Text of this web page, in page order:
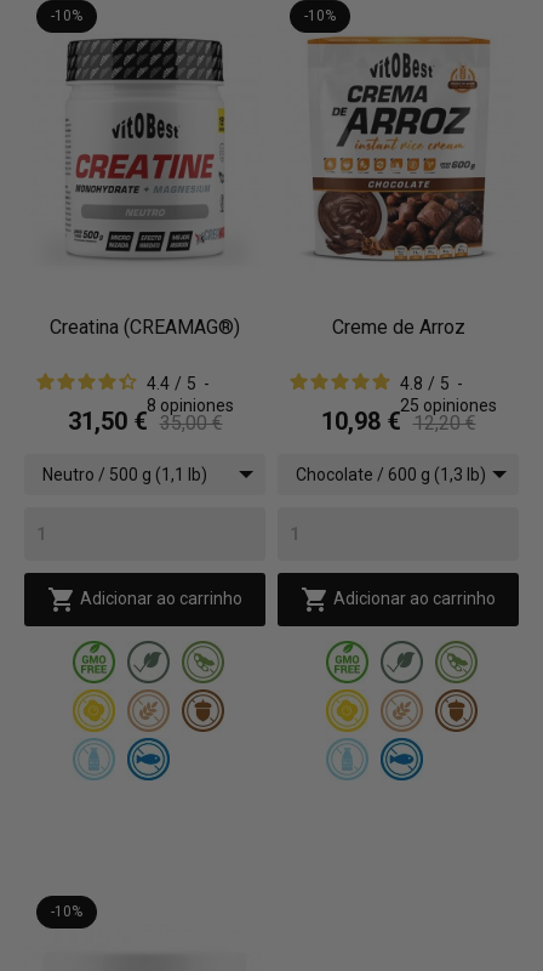
-10%
Creatina (CREAMAG®)
4.4 / 5 -
8 opiniones
31,50 € 35,00 €
Neutro / 500 g (1,1 lb)
 Adicionar ao carrinho
-10%
Creme de Arroz
4.8 / 5 -
25 opiniones
10,98 € 12,20 €
Chocolate / 600 g (1,3 lb)
 Adicionar ao carrinho
-10%